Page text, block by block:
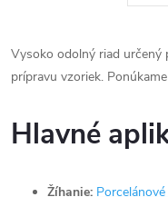
d
a
c
i
á
n
o
v
Vysoko odolný riad určený
prípravu vzoriek.
Hlavné
Žíhanie: